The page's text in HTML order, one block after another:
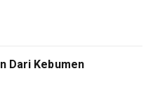
Dari Kebumen